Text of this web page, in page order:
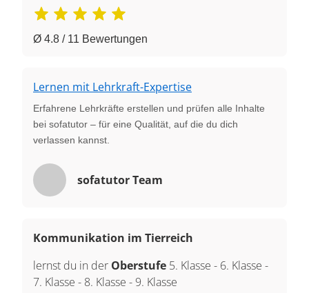
Ø 4.8 / 11 Bewertungen
Lernen mit Lehrkraft-Expertise
Erfahrene Lehrkräfte erstellen und prüfen alle Inhalte
bei sofatutor – für eine Qualität, auf die du dich
verlassen kannst.
sofatutor Team
Kommunikation im Tierreich
lernst du in der Oberstufe 5. Klasse - 6. Klasse -
7. Klasse - 8. Klasse -9. Klasse